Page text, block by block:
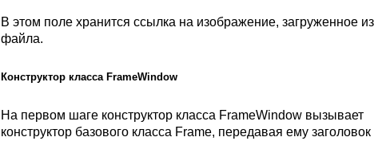
В этом поле хранится ссылка на изображение, загруженное из
файла.
Конструктор класса FrameWindow
На первом шаге конструктор класса FrameWindow вызывает
конструктор базового класса Frame, передавая ему заголовок